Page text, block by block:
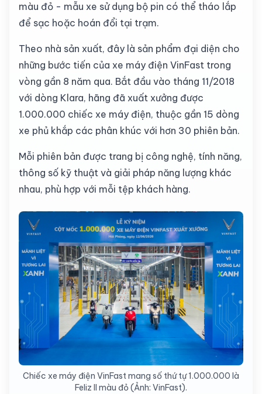
màu đỏ - mẫu xe sử dụng bộ pin có thể tháo lắp
để sạc hoặc hoán đổi tại trạm.
Theo nhà sản xuất, đây là sản phẩm đại diện cho
những bước tiến của xe máy điện VinFast trong
vòng gần 8 năm qua. Bắt đầu vào tháng 11/2018
với dòng Klara, hãng đã xuất xưởng được
1.000.000 chiếc xe máy điện, thuộc gần 15 dòng
xe phủ khắp các phân khúc với hơn 30 phiên bản.
Mỗi phiên bản được trang bị công nghệ, tính năng,
thông số kỹ thuật và giải pháp năng lượng khác
nhau, phù hợp với mỗi tệp khách hàng.
Chiếc xe máy điện VinFast mang số thứ tự 1.000.000 là
Feliz II màu đỏ (Ảnh: VinFast).